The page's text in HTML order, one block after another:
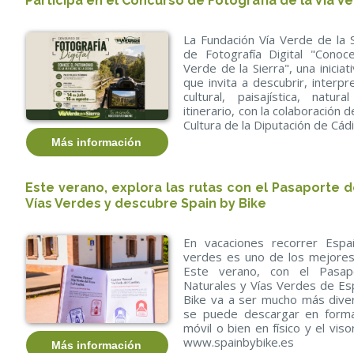
Más información
La Fundación Vía Verde de la
de Fotografía Digital
Verde de la Sierra", una
que invita a descubrir,
cultural, paisajística,
itinerario, con la colaboración
Cultura de la Diputación de
Este verano, explora las rutas con el Pasaporte
Vías Verdes y descubre Spain by Bike
Más información
En vacaciones recorrer
verdes es uno de los
Este verano, con el
Naturales y Vías Verdes de
Bike va a ser mucho más
se puede descargar en
móvil o bien en físico y el
www.spainbybike.es